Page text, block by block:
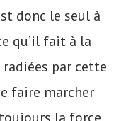
donc le seul à
qu’il fait à la
par cette
faire marcher